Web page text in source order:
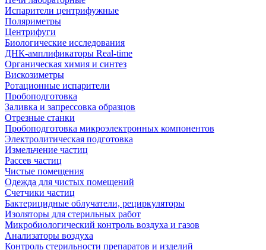
Испарители центрифужные
Поляриметры
Центрифуги
Биологические исследования
ДНК-амплификаторы Real-time
Органическая химия и синтез
Вискозиметры
Ротационные испарители
Пробоподготовка
Заливка и запрессовка образцов
Отрезные станки
Пробоподготовка микроэлектронных компонентов
Электролитическая подготовка
Измельчение частиц
Рассев частиц
Чистые помещения
Одежда для чистых помещений
Счетчики частиц
Бактерицидные облучатели, рециркуляторы
Изоляторы для стерильных работ
Микробиологический контроль воздуха и газов
Анализаторы воздуха
Контроль стерильности препаратов и изделий